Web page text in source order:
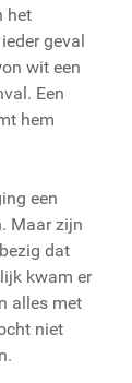
het
geval
wit een
Een
hem
een
Maar zijn
dat
kwam er
alles met
niet